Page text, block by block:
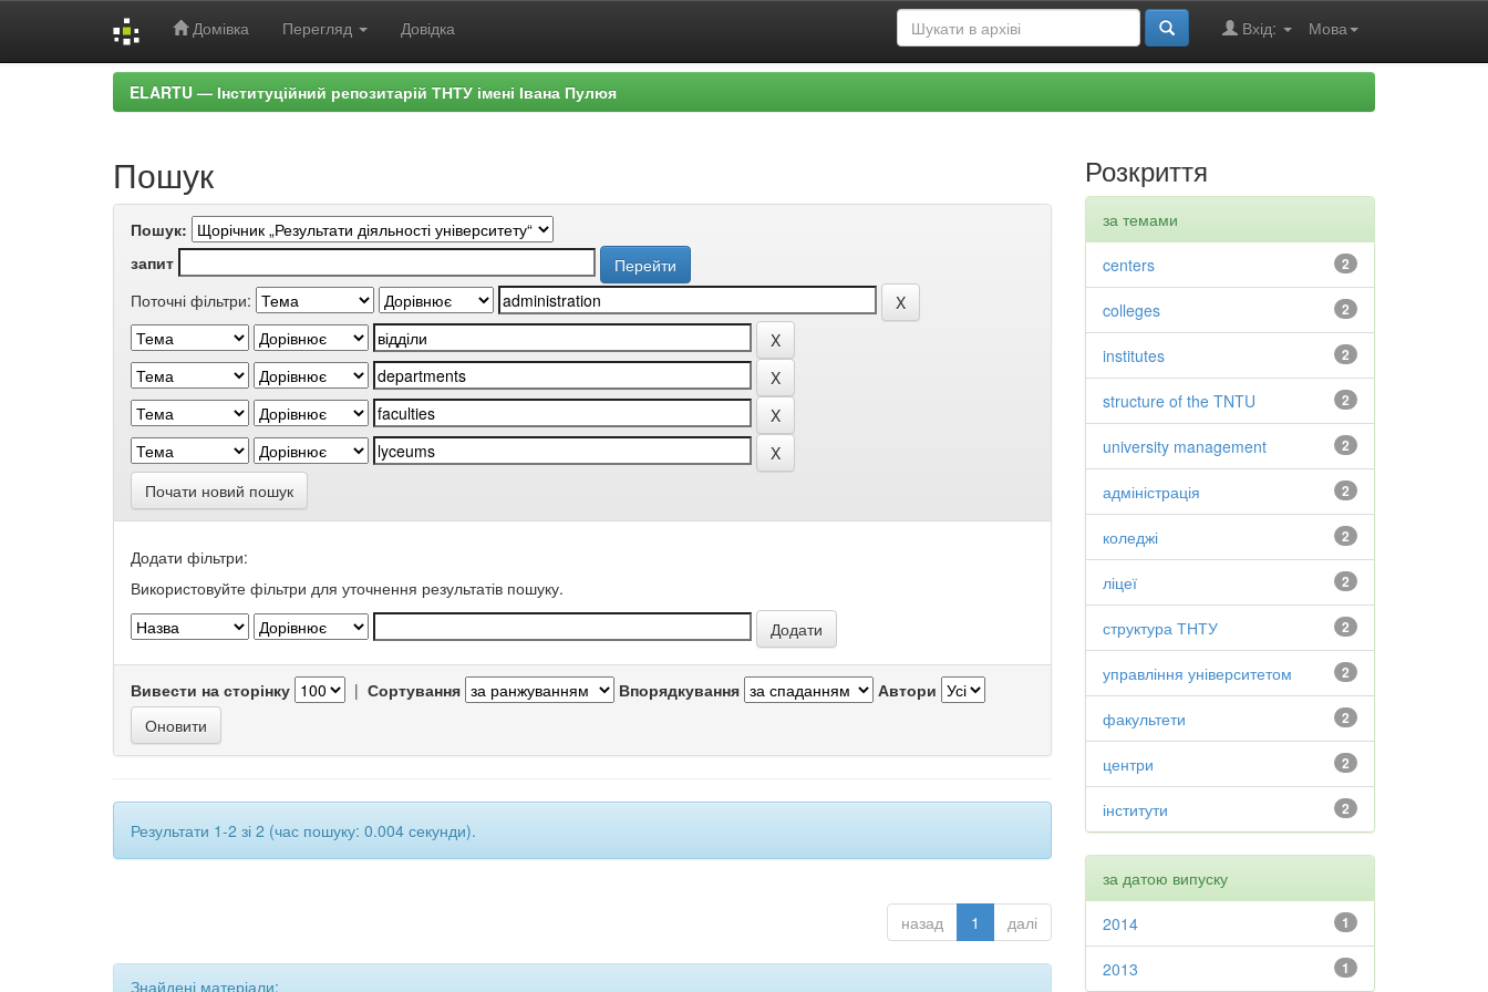
Домівка Перегляд Довідка Мова
Вхід:
ELARTU — Інституційний репозитарій ТНТУ імені Івана Пулюя
Пошук
Пошук:
запит
Поточні фільтри:
Почати новий пошук
Додати фільтри:
Використовуйте фільтри для уточнення результатів пошуку.
Вивести на сторінку | Сортування Впорядкування Автори
Результати 1-2 зі 2 (час пошуку: 0.004 секунди).
назад 1 далі
Знайдені матеріали:
Розкриття
за темами
2
centers
2
colleges
2
institutes
2
structure of the TNTU
2
university management
2
адміністрація
2
коледжі
2
ліцеї
2
структура ТНТУ
2
управління університетом
2
факультети
2
центри
2
інститути
за датою випуску
1
2014
1
2013